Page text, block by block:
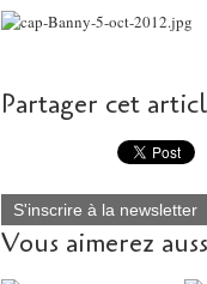
Partager cet
S'inscrire à la newsletter
Vous aimerez